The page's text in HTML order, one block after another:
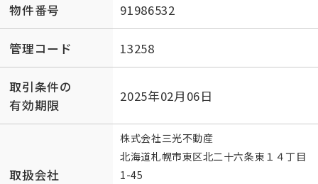
物件番号 91986532
管理コード 13258
取引条件の
有効期限
2025年02月06日
取扱会社
株式会社三光不動産
北海道札幌市東区北二十六条東１４丁目
1-45